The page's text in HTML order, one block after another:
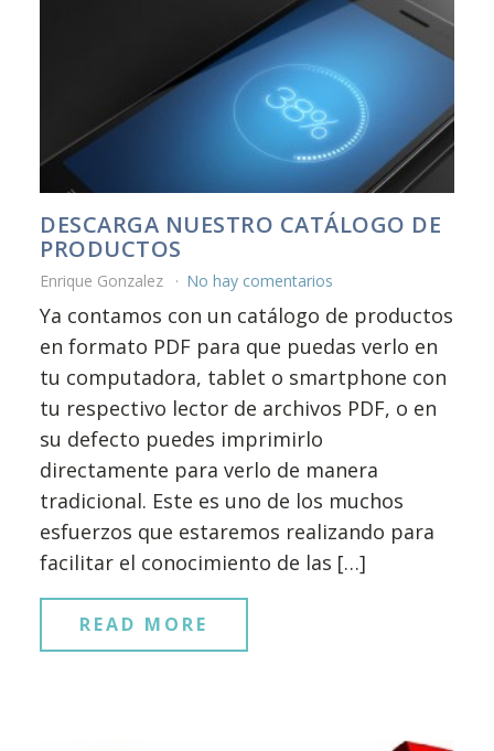
DESCARGA NUESTRO CATÁLOGO DE
PRODUCTOS
Enrique Gonzalez No hay comentarios
Ya contamos con un catálogo de productos
en formato PDF para que puedas verlo en
tu computadora, tablet o smartphone con
tu respectivo lector de archivos PDF, o en
su defecto puedes imprimirlo
directamente para verlo de manera
tradicional. Este es uno de los muchos
esfuerzos que estaremos realizando para
facilitar el conocimiento de las […]
READ MORE